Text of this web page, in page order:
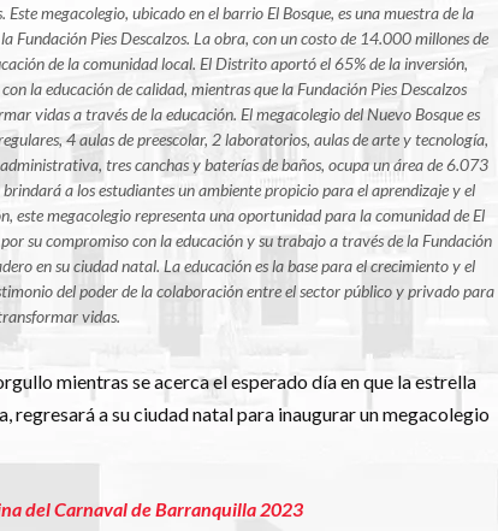
megacolegio, ubicado en el barrio El Bosque, es una muestra de la
Pies Descalzos. La obra, con un costo de 14.000 millones de
de la comunidad local. El Distrito aportó el 65% de la inversión,
la educación de calidad, mientras que la Fundación Pies Descalzos
vidas a través de la educación. El megacolegio del Nuevo Bosque es
4 aulas de preescolar, 2 laboratorios, aulas de arte y tecnología,
tres canchas y baterías de baños, ocupa un área de 6.073
a los estudiantes un ambiente propicio para el aprendizaje y el
este megacolegio representa una oportunidad para la comunidad de El
su compromiso con la educación y su trabajo a través de la Fundación
en su ciudad natal. La educación es la base para el crecimiento y el
del poder de la colaboración entre el sector público y privado para
vidas.
mientras se acerca el esperado día en que la estrella
regresará a su ciudad natal para inaugurar un megacolegio
del Carnaval de Barranquilla 2023